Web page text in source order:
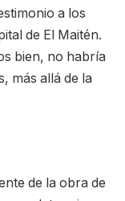
a los
de El Maitén.
bien, no habría
más allá de la
de la obra de